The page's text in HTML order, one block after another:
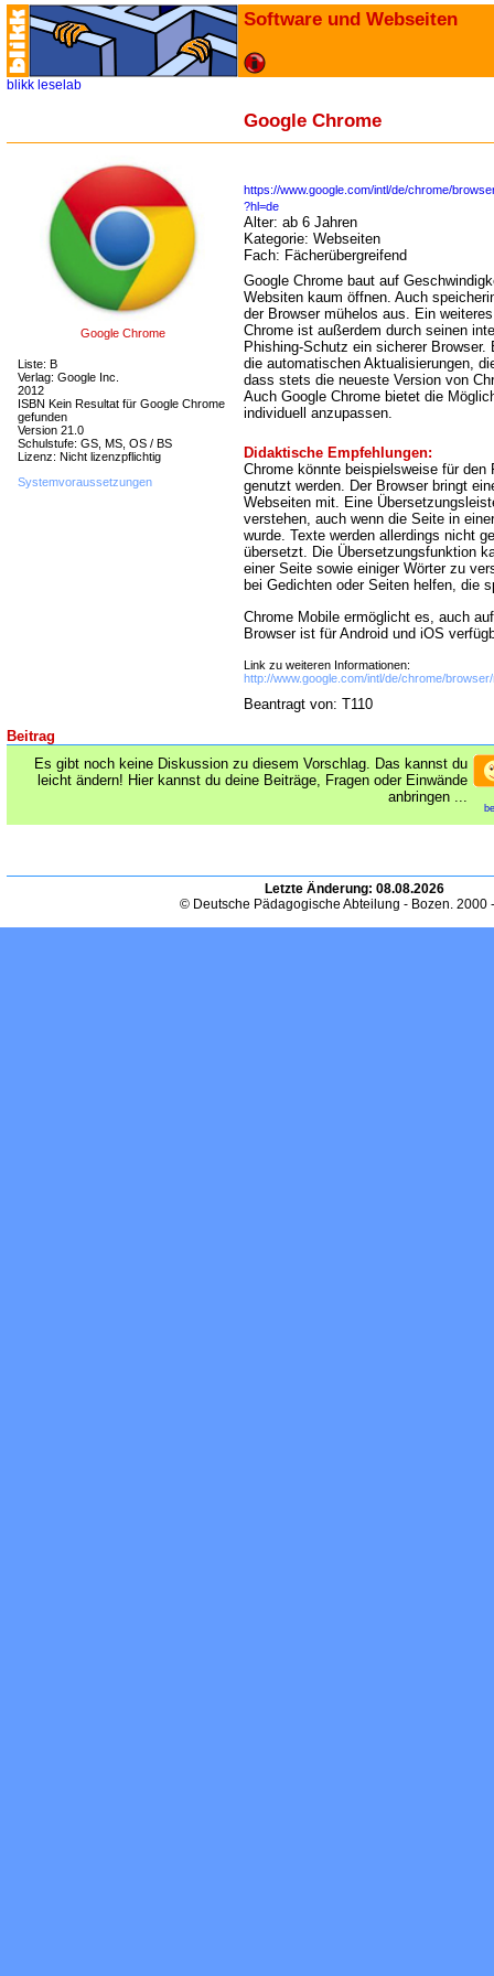
Software und Webseiten
blikk leselab
Google Chrome
Google Chrome
Liste: B
Verlag: Google Inc.
2012
ISBN Kein Resultat für Google Chrome
gefunden
Version 21.0
Schulstufe: GS, MS, OS / BS
Lizenz: Nicht lizenzpflichtig
Systemvoraussetzungen
https://www.google.com/intl/de/chrome/
?hl=de
Alter: ab 6 Jahren
Kategorie: Webseiten
Fach: Fächerübergreifend
Google Chrome baut auf
Websiten kaum öffnen. Auch
der Browser mühelos aus. Ein
Chrome ist außerdem durch seinen
Phishing-Schutz ein sicherer
die automatischen Aktualisierungen,
dass stets die neueste Version von
Auch Google Chrome bietet die
individuell anzupassen.
Didaktische Empfehlungen:
Chrome könnte beispielsweise für den
genutzt werden. Der Browser bringt
Webseiten mit. Eine
verstehen, auch wenn die Seite in
wurde. Texte werden allerdings nicht
übersetzt. Die Übersetzungsfunktion
einer Seite sowie einiger Wörter zu
bei Gedichten oder Seiten helfen, die
Chrome Mobile ermöglicht es, auch
Browser ist für Android und iOS
Link zu weiteren Informationen:
http://www.google.com/intl/de/chrome/
Beantragt von: T110
Beitrag
Es gibt noch keine Diskussion zu diesem Vorschlag. Das kannst du
leicht ändern! Hier kannst du deine Beiträge, Fragen oder Einwände
anbringen ...
Letzte Änderung: 08.08.2026
© Deutsche Pädagogische Abteilung - Bozen. 2000